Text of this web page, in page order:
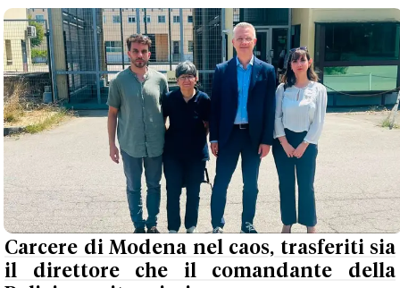
Carcere di Modena nel caos, trasferiti sia
il direttore che il comandante della